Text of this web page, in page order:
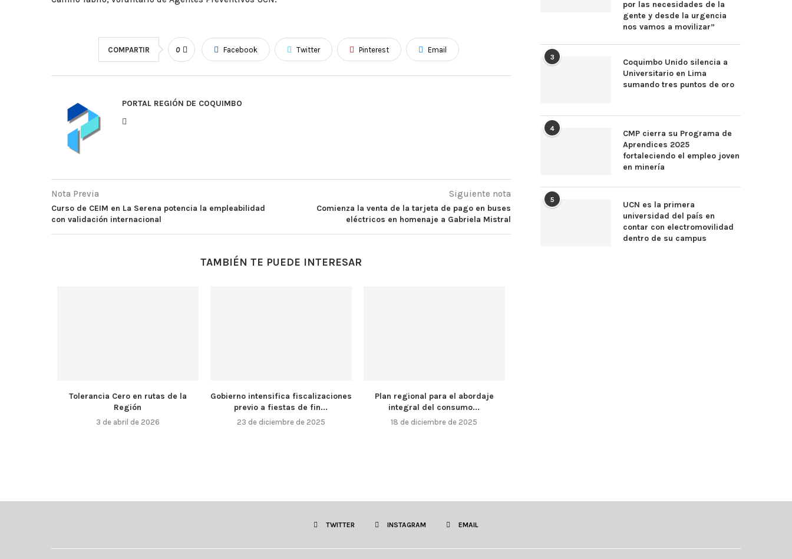
COMPARTIR 0 Facebook Twitter Pinterest Email
PORTAL REGIÓN DE COQUIMBO
Nota Previa
Curso de CEIM en La Serena potencia la empleabilidad
con validación internacional
Siguiente nota
Comienza la venta de la tarjeta de pago en buses
eléctricos en homenaje a Gabriela Mistral
TAMBIÉN TE PUEDE INTERESAR
Tolerancia Cero en rutas de la
Región
3 de abril de 2026
Gobierno intensifica fiscalizaciones
previo a fiestas de fin...
23 de diciembre de 2025
Plan regional para el abordaje
integral del consumo...
18 de diciembre de 2025
por las necesidades de la
gente y desde la urgencia
nos vamos a movilizar”
3
Coquimbo Unido silencia a
Universitario en Lima
sumando tres puntos de oro
4
CMP cierra su Programa de
Aprendices 2025
fortaleciendo el empleo joven
en minería
5
UCN es la primera
universidad del país en
contar con electromovilidad
dentro de su campus
TWITTER INSTAGRAM EMAIL